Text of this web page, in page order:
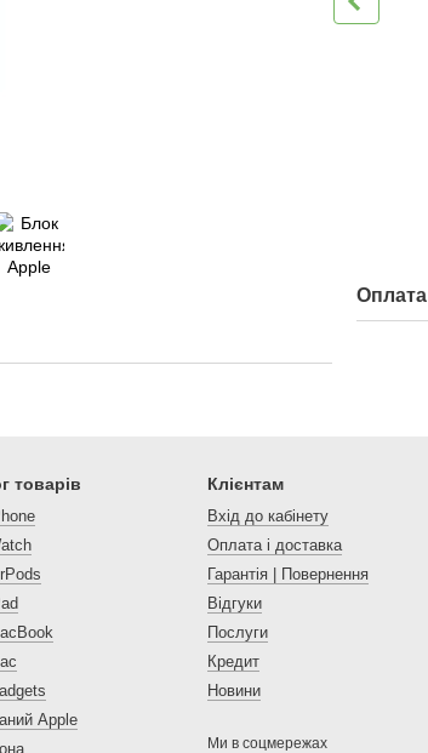
Оплата
товарів
Apple
Клієнтам
Вхід до кабінету
Оплата і доставка
Гарантія | Повернення
Відгуки
Послуги
Кредит
Новини
Ми в соцмережах